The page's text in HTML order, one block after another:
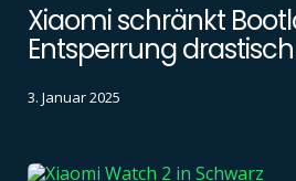
Xiaomi schränkt
Entsperrung
3. Januar 2025